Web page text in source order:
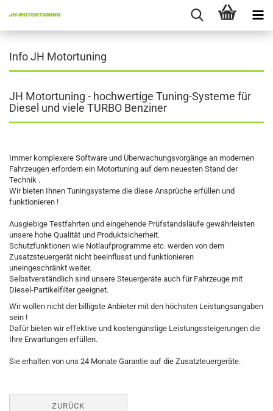
Info JH Motortuning
JH Motortuning - hochwertige Tuning-Systeme für
Diesel und viele TURBO Benziner
Immer komplexere Software und Überwachungsvorgänge an modernen
Fahrzeugen erfordern ein Motortuning auf dem neuesten Stand der
Technik .
Wir bieten Ihnen Tuningsysteme die diese Ansprüche erfüllen und
funktionieren !
Ausgiebige Testfahrten und eingehende Prüfstandsläufe gewährleisten
unsere hohe Qualität und Produktsicherheit.
Schutzfunktionen wie Notlaufprogramme etc. werden von dem
Zusatzsteuergerät nicht beeinflusst und funktionieren
uneingeschränkt weiter.
Selbstverständlich sind unsere Steuergeräte auch für Fahrzeuge mit
Diesel-Partikelfilter geeignet.
Wir wollen nicht der billigste Anbieter mit den höchsten Leistungsangaben
sein !
Dafür bieten wir effektive und kostengünstige Leistungssteigerungen die
Ihre Erwartungen erfüllen.
Sie erhalten von uns 24 Monate Garantie auf die Zusatzteuergeräte.
ZURÜCK